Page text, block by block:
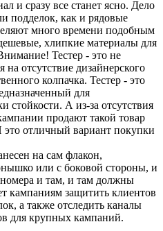
и сразу все станет ясно. Дело
подделок, как и рядовые
много времени подобным
хлипкие материалы для
Тестер - это не
на отсутствие дизайнерского
колпачка. Тестер - это
для
стойкости. А из-за отсутствия
продают такой товар
это отличный вариант покупки
на сам флакон,
или с боковой стороны, и
и там, и там должны
кампаниям защитить клиентов
а также отследить каналы
для крупных кампаний.